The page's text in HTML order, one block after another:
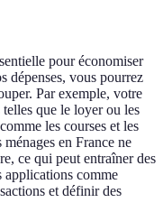
pour économiser
dépenses, vous pourrez
Par exemple, votre
que le loyer ou les
les courses et les
en France ne
ce qui peut entraîner des
applications comme
et définir des